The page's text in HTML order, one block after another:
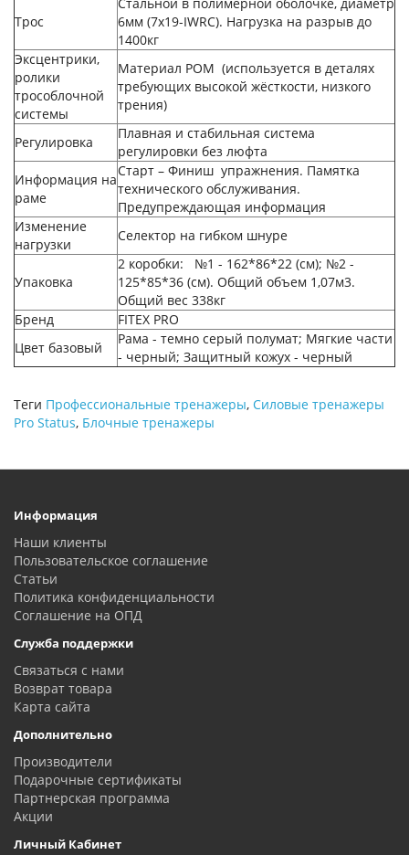
Трос
6мм (7x19-IWRC). Нагрузка на разрыв до
1400кг
Эксцентрики,
ролики
трособлочной
системы
Материал POM (используется в деталях
требующих высокой жёсткости, низкого
трения)
Регулировка
Плавная и стабильная система
регулировки без люфта
Информация на
раме
Старт – Финиш упражнения. Памятка
технического обслуживания.
Предупреждающая информация
Изменение
нагрузки
Селектор на гибком шнуре
Упаковка
2 коробки: №1 - 162*86*22 (см); №2 -
125*85*36 (см). Общий объем 1,07м3.
Общий вес 338кг
Бренд
FITEX PRO
Цвет базовый
Рама - темно серый полумат; Мягкие части
- черный; Защитный кожух - черный
Теги Профессиональные тренажеры, Силовые тренажеры
Pro Status, Блочные тренажеры
Информация
Наши клиенты
Пользовательское соглашение
Статьи
Политика конфиденциальности
Соглашение на ОПД
Служба поддержки
Связаться с нами
Возврат товара
Карта сайта
Дополнительно
Производители
Подарочные сертификаты
Партнерская программа
Акции
Личный Кабинет